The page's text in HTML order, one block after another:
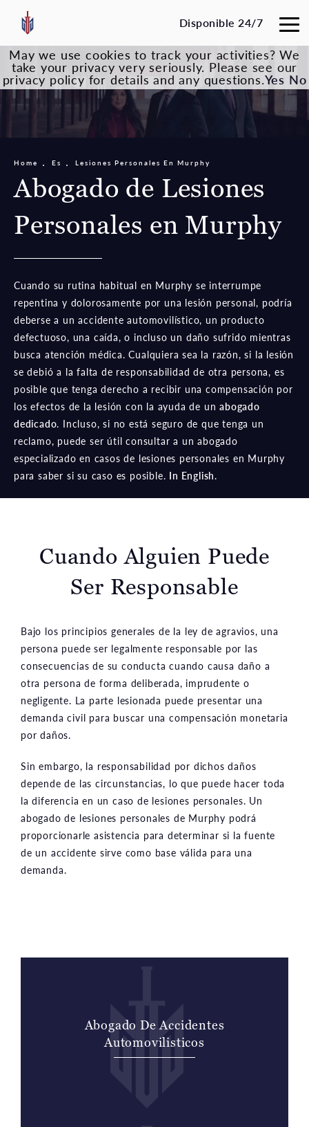
Disponible 24/7
Abogado de Lesiones
Personales en Murphy
Home Es Lesiones Personales En Murphy
Cuando su rutina habitual en Murphy se interrumpe
repentina y dolorosamente por una lesión personal, podría
deberse a un accidente automovilístico, un producto
defectuoso, una caída, o incluso un daño sufrido mientras
busca atención médica. Cualquiera sea la razón, si la lesión
se debió a la falta de responsabilidad de otra persona, es
posible que tenga derecho a recibir una compensación por
los efectos de la lesión con la ayuda de unabogado
dedicado. Incluso, si no está seguro de que tenga un
reclamo, puede ser útil consultar a un abogado
especializado en casos de lesiones personales en Murphy
para saber si su caso es posible. In English.
Cuando Alguien Puede
Ser Responsable
Bajo los principios generales de la ley de agravios, una
persona puede ser legalmente responsable por las
consecuencias de su conducta cuando causa daño a
otra persona de forma deliberada, imprudente o
negligente. La parte lesionada puede presentar una
demanda civil para buscar una compensación monetaria
por daños.
Sin embargo, la responsabilidad por dichos daños
depende de las circunstancias, lo que puede hacer toda
la diferencia en un caso de lesiones personales. Un
abogado de lesiones personales de Murphy podrá
proporcionarle asistencia para determinar si la fuente
de un accidente sirve como base válida para una
demanda.
Abogado De Accidentes
Automovilisticos
May we use cookies to track your activities? We
take your privacy very seriously. Please see our
privacy policy for details and any questions.Yes No